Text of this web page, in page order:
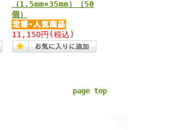
（1.5mm×35mm）（50
個）
11,150円 (税込)
page top